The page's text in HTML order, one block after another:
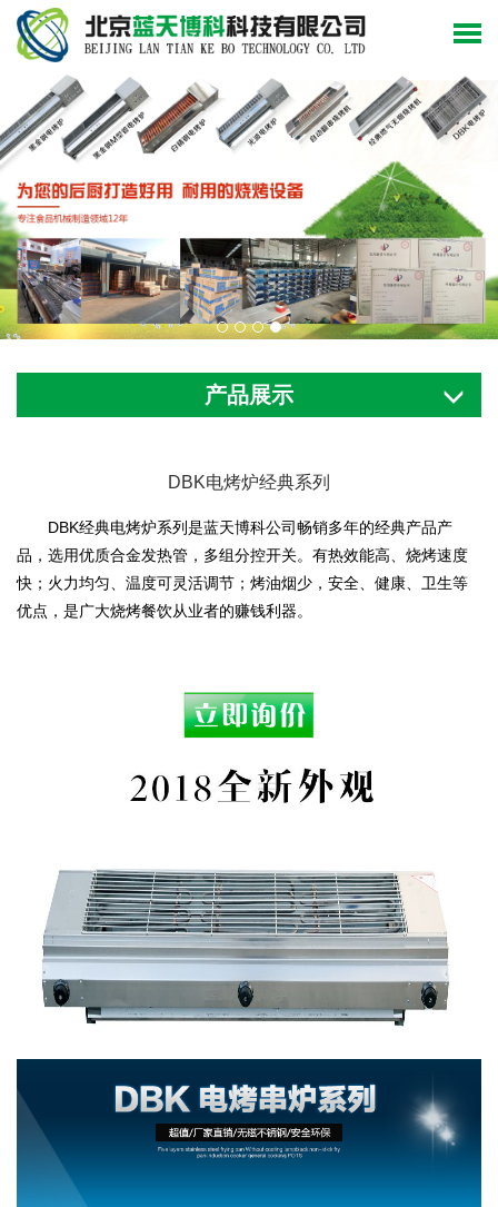
产品展示
DBK电烤炉经典系列
DBK经典电烤炉系列是蓝天博科公司畅销多年的经典产品产
品，选用优质合金发热管，多组分控开关。有热效能高、烧烤速度
快；火力均匀、温度可灵活调节；烤油烟少，安全、健康、卫生等
优点，是广大烧烤餐饮从业者的赚钱利器。